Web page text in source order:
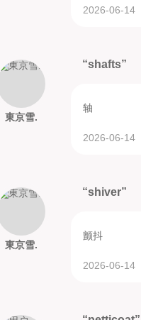
2026-06-14
東京雪.
“shafts”
轴
2026-06-14
東京雪.
“shiver”
颤抖
2026-06-14